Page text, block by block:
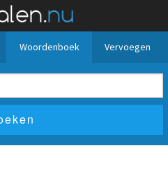
Woordenboek Vervoegen